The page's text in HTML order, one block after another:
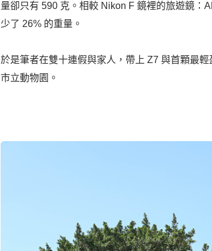
量卻只有 590 克。相較 Nikon F 鏡裡的旅遊鏡：
少了 26% 的重量。
於是筆者在雙十連假與家人，帶上 Z7 與首顆最
市立動物園。